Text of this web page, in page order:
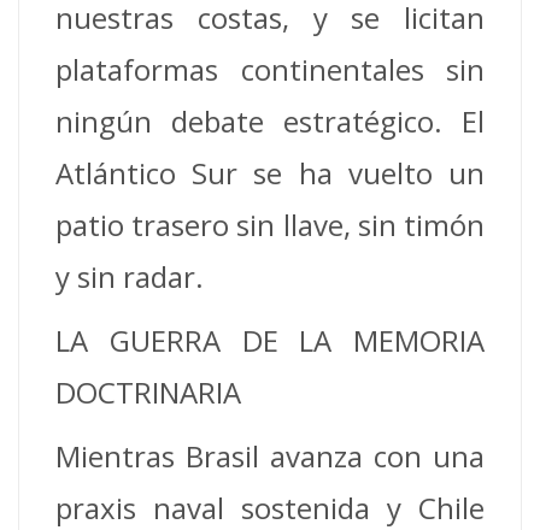
nuestras costas, y se licitan
plataformas continentales sin
ningún debate estratégico. El
Atlántico Sur se ha vuelto un
patio trasero sin llave, sin timón
y sin radar.
LA GUERRA DE LA MEMORIA
DOCTRINARIA
Mientras Brasil avanza con una
praxis naval sostenida y Chile